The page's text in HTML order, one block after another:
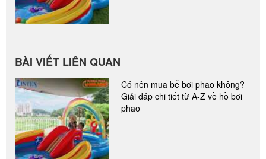
BÀI VIẾT LIÊN QUAN
Có nên mua bể bơi phao không?
Giải đáp chi tiết từ A-Z về hồ bơi
phao